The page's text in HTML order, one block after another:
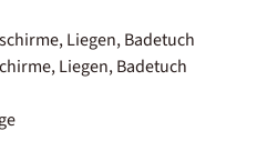
Liegen, Badetuch
Liegen, Badetuch